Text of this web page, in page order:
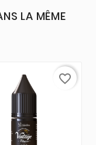
LA MÊME
favorite_border